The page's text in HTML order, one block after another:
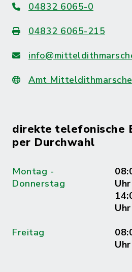
04832 6065-0
04832 6065-215
Amt
direkte telefonische
per Durchwahl
Montag -
Donnerstag
Uhr
Uhr
Freitag
Uhr